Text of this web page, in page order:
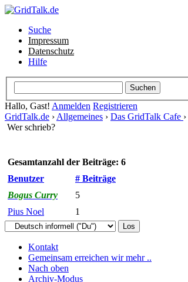
Suche
Impressum
Datenschutz
Hilfe
Hallo, Gast! Anmelden Registrieren
GridTalk.de › Allgemeines › Das GridTalk Cafe ›
Wer schrieb?
Gesamtanzahl der Beiträge: 6
Benutzer
# Beiträge
Bogus Curry
5
Pius Noel
1
Kontakt
Gemeinsam erreichen wir mehr ..
Nach oben
Archiv-Modus